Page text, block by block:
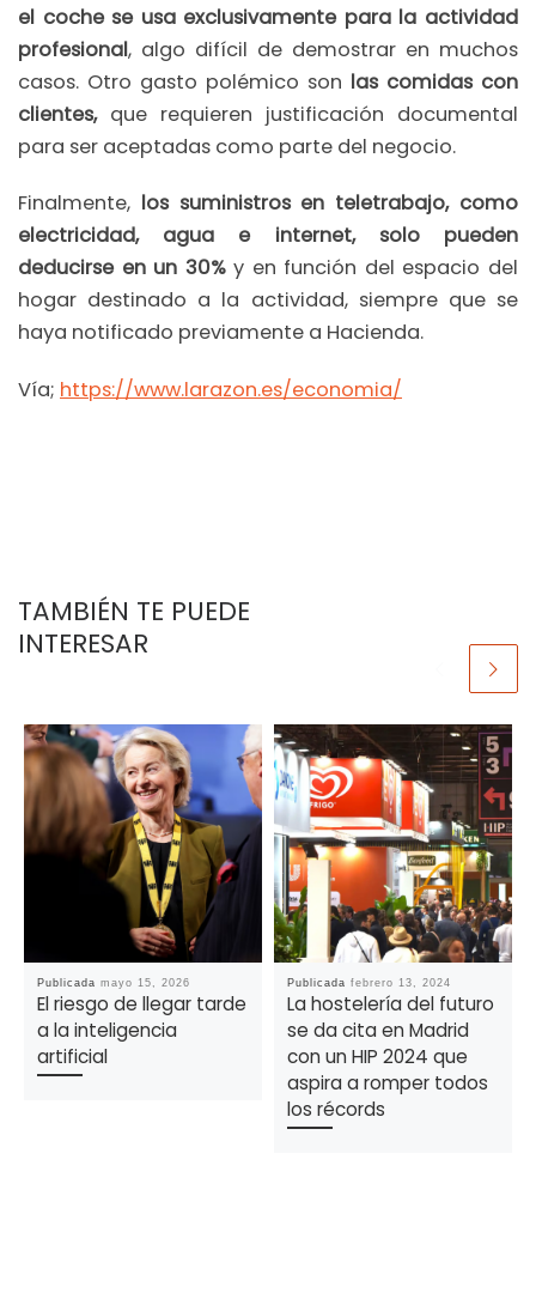
el coche se usa exclusivamente para la actividad
profesional, algo difícil de demostrar en muchos
casos. Otro gasto polémico son las comidas con
clientes,que requieren justificación documental
para ser aceptadas como parte del negocio.
Finalmente, los suministros en teletrabajo, como
electricidad, agua e internet, solo pueden
deducirse en un 30%y en función del espacio del
hogar destinado a la actividad, siempre que se
haya notificado previamente a Hacienda.
Vía; https://www.larazon.es/economia/
TAMBIÉN TE PUEDE
INTERESAR
Publicada mayo 15, 2026
El riesgo de llegar tarde
a la inteligencia
artificial
Publicada febrero 13, 2024
La hostelería del futuro
se da cita en Madrid
con un HIP 2024 que
aspira a romper todos
los récords